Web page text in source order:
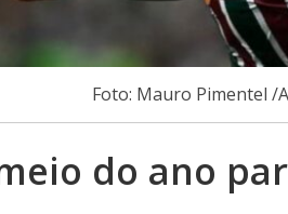
Foto: Mauro Pimentel /
do ano